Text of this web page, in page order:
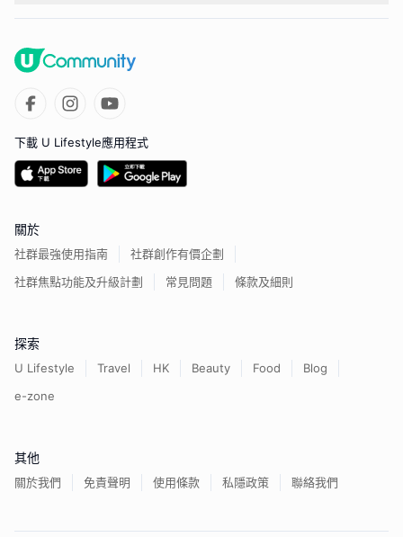
下載 U Lifestyle應用程式
關於
社群最強使用指南
社群創作有價企劃
社群焦點功能及升級計劃
常見問題 條款及細則
探索
U Lifestyle Travel HK Beauty Food
Blog
e-zone
其他
關於我們 免責聲明 使用條款 私隱政策 聯絡我們